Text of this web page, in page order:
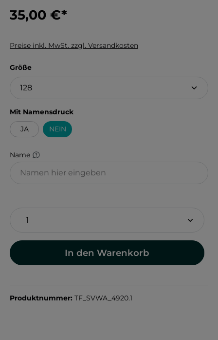
35,00 €*
Preise inkl. MwSt. zzgl. Versandkosten
Größeauswählen
Mit Namensdruckauswählen
JA
NEIN
Name
In den Warenkorb
Produktnummer: TF_SVWA_4920.1